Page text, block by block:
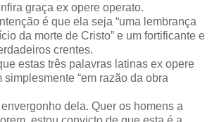
graça ex opere operato.
é que ela seja “uma lembrança
da morte de Cristo” e um fortificante e
crentes.
estas três palavras latinas ex opere
“em razão da obra
dela. Quer os homens a